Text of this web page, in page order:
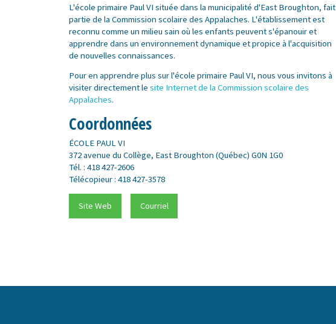
L'école primaire Paul VI située dans la municipalité d'East Broughton, fait
partie de la Commission scolaire des Appalaches. L'établissement est
reconnu comme un milieu sain où les enfants peuvent s'épanouir et
apprendre dans un environnement dynamique et propice à l'acquisition
de nouvelles connaissances.
Pour en apprendre plus sur l'école primaire Paul VI, nous vous invitons à
visiter directement lesite Internet de la Commission scolaire des
Appalaches.
Coordonnées
ÉCOLE PAUL VI
372 avenue du Collège, East Broughton (Québec) G0N 1G0
Tél. : 418 427-2606
Télécopieur : 418 427-3578
Site Web Courriel